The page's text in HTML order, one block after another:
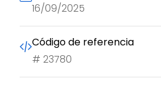
16/09/2025
Código de referencia
# 23780